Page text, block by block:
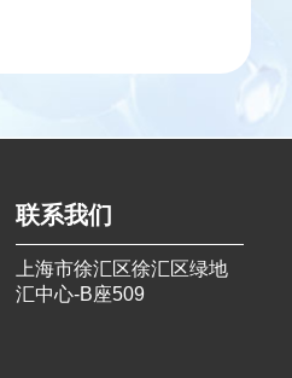
联系我们
上海市徐汇区徐汇区绿地
汇中心-B座509